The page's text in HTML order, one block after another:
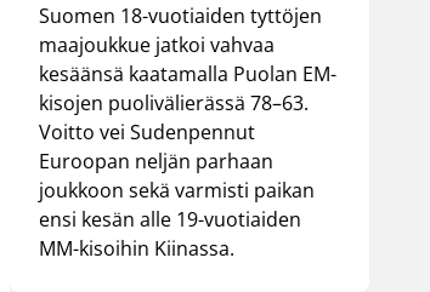
Suomen 18-vuotiaiden tyttöjen
maajoukkue jatkoi vahvaa
kesäänsä kaatamalla Puolan EM-
kisojen puolivälierässä 78–63.
Voitto vei Sudenpennut
Euroopan neljän parhaan
joukkoon sekä varmisti paikan
ensi kesän alle 19-vuotiaiden
MM-kisoihin Kiinassa.